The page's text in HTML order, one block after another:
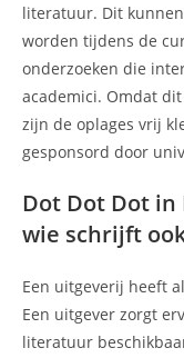
literatuur. Dit
worden tijdens de
onderzoeken die
academici. Omdat
zijn de oplages vrij
gesponsord door
Dot Dot Dot
wie schrijft
Een uitgeverij heeft
Een uitgever zorgt
literatuur